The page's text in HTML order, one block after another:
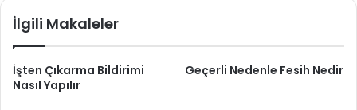
İlgili Makaleler
İşten Çıkarma Bildirimi
Nasıl Yapılır
Geçerli Nedenle Fesih Nedir